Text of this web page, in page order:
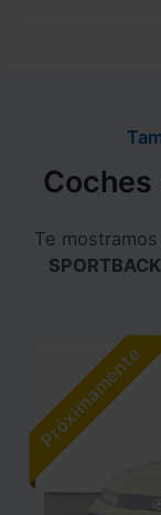
Coches
Te
SPORTBACK